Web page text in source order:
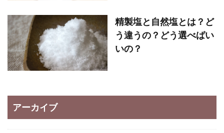
精製塩と自然塩とは？ど
う違うの？どう選べばい
いの？
アーカイブ